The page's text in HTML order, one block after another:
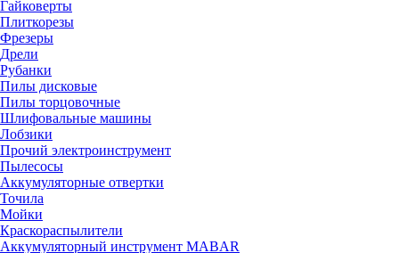
Гайковерты
Плиткорезы
Фрезеры
Дрели
Рубанки
Пилы дисковые
Пилы торцовочные
Шлифовальные машины
Лобзики
Прочий электроинструмент
Пылесосы
Аккумуляторные отвертки
Точила
Мойки
Краскораспылители
Аккумуляторный инструмент MABAR